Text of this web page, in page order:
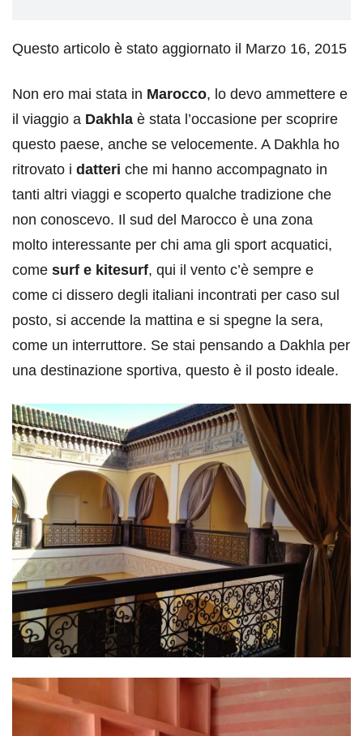
Questo articolo è stato aggiornato il Marzo 16, 2015
Non ero mai stata in Marocco, lo devo ammettere e
il viaggio a Dakhla è stata l’occasione per scoprire
questo paese, anche se velocemente. A Dakhla ho
ritrovato i datteri che mi hanno accompagnato in
tanti altri viaggi e scoperto qualche tradizione che
non conoscevo. Il sud del Marocco è una zona
molto interessante per chi ama gli sport acquatici,
come surf e kitesurf, qui il vento c’è sempre e
come ci dissero degli italiani incontrati per caso sul
posto, si accende la mattina e si spegne la sera,
come un interruttore. Se stai pensando a Dakhla per
una destinazione sportiva, questo è il posto ideale.